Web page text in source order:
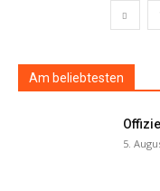
Am beliebtesten
5.